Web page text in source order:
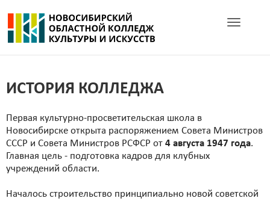
Toggle
ИСТОРИЯ КОЛЛЕДЖА
Первая культурно-просветительская школа в
Новосибирске открыта распоряжением Совета Министров
СССР и Совета Министров РСФСР от 4 августа 1947 года.
Главная цель - подготовка кадров для клубных
учреждений области.
Началось строительство принципиально новой советской